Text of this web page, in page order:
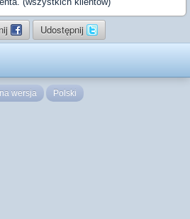
Udostępnij
wersja Polski